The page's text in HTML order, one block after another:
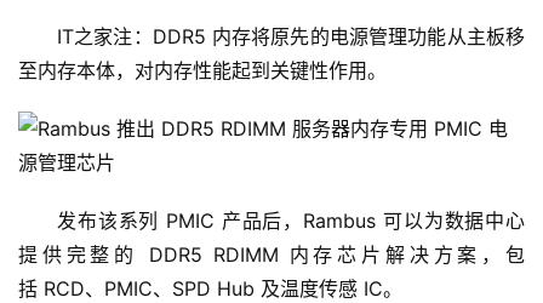
IT之家注：DDR5 内存将原先的电源管理功能从主板移
至内存本体，对内存性能起到关键性作用。
发布该系列 PMIC 产品后，Rambus 可以为数据中心
提供完整的 DDR5 RDIMM 内存芯片解决方案，包
括 RCD、PMIC、SPD Hub 及温度传感 IC。